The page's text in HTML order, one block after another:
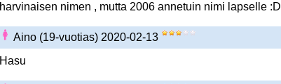
harvinaisen nimen , mutta 2006 annetuin nimi lapselle :D
Aino (19-vuotias) 2020-02-13
Hasu